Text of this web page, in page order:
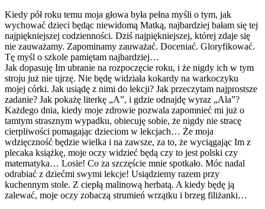
Kiedy pół roku temu moja głowa była pełna myśli o tym, jak
wychować dzieci będąc niewidomą Matką, najbardziej bałam się tej
najpiękniejszej codzienności. Dziś najpiękniejszej, której zdaje się
nie zauważamy. Zapominamy zauważać. Doceniać. Gloryfikować.
Tę myśl o szkole pamiętam najbardziej…
Jak dopasuję Im ubranie na rozpoczęcie roku, i że nigdy ich w tym
stroju już nie ujrzę. Nie będę widziała kokardy na warkoczyku
mojej córki. Jak usiądę z nimi do lekcji? Jak przeczytam najprostsze
zadanie? Jak pokażę literkę „A”, i gdzie odnajdę wyraz „Ala”?
Każdego dnia, kiedy moje zdrowie pozwala zapomnieć mi już o
tamtym strasznym wypadku, obiecuję sobie, że nigdy nie stracę
cierpliwości pomagając dzieciom w lekcjach… Że moja
wdzięczność będzie wielka i na zawsze, za to, że wyciągając Im z
plecaka książkę, moje oczy widzieć będą czy to jest polski czy
matematyka… Losie! Co za szczęście mnie spotkało. Móc nadal
odrabiać z dziećmi swymi lekcje! Usiądziemy razem przy
kuchennym stole. Z ciepłą malinową herbatą. A kiedy będę ją
zalewać, moje oczy zobaczą strumień wrzątku i brzeg filiżanki…